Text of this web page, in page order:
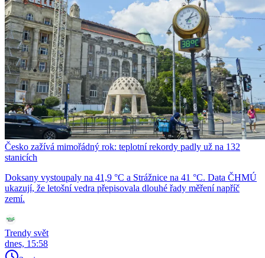
Česko zažívá mimořádný rok: teplotní rekordy padly už na 132
stanicích
Doksany vystoupaly na 41,9 °C a Strážnice na 41 °C. Data ČHMÚ
ukazují, že letošní vedra přepisovala dlouhé řady měření napříč
zemí.
Trendy svět
dnes, 15:58